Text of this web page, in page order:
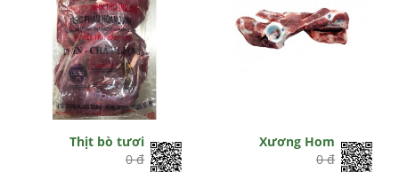
Thịt bò tươi
0 đ
Xương Hom
0 đ